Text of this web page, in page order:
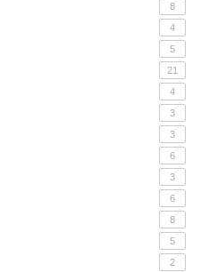
8
4
5
21
4
3
3
6
3
6
8
5
2